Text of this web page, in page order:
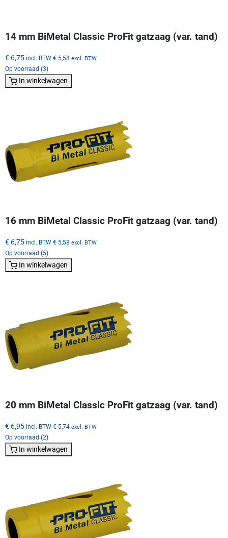
14 mm BiMetal Classic ProFit gatzaag (var. tand)
€ 6,75 incl. BTW € 5,58 excl. BTW
Op voorraad (3)
In winkelwagen
16 mm BiMetal Classic ProFit gatzaag (var. tand)
€ 6,75 incl. BTW € 5,58 excl. BTW
Op voorraad (5)
In winkelwagen
20 mm BiMetal Classic ProFit gatzaag (var. tand)
€ 6,95 incl. BTW € 5,74 excl. BTW
Op voorraad (2)
In winkelwagen